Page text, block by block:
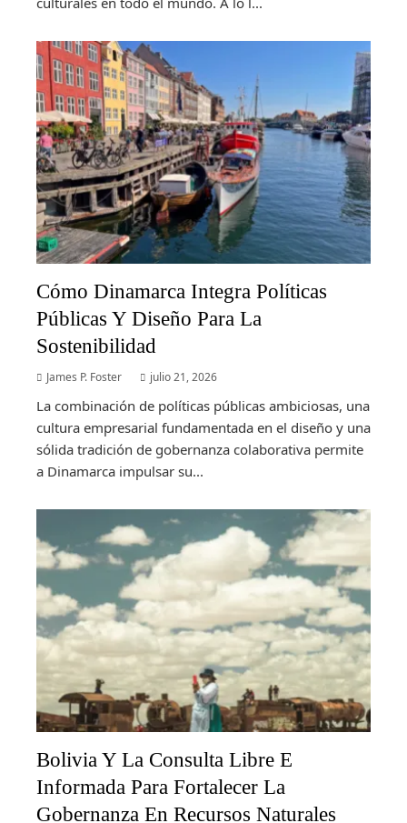
Cómo Dinamarca Integra Políticas
Públicas Y Diseño Para La
Sostenibilidad
James P. Foster julio 21, 2026
La combinación de políticas públicas ambiciosas, una
cultura empresarial fundamentada en el diseño y una
sólida tradición de gobernanza colaborativa permite
a Dinamarca impulsar su...
Bolivia Y La Consulta Libre E
Informada Para Fortalecer La
Gobernanza En Recursos Naturales